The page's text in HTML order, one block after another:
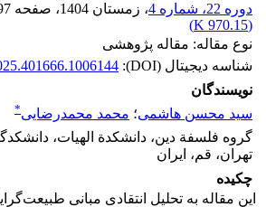
دوره 22، شماره 4
، زمستان 1404 ، صفحه
(
970.15 K
)
نوع مقاله: مقاله پژوهشی
شناسه دیجیتال (DOI):
نویسندگان
سید محسن هاشمی؛ محمد محمدرضایی*
گروه فلسفة دین، دانشکدة الهیات،
تهران، قم، ایران
چکیده
این مقاله به تحلیل انتقادی مبانی